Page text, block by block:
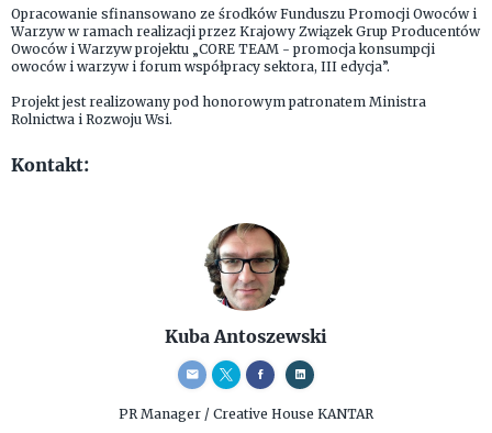
Opracowanie sfinansowano ze środków Funduszu Promocji Owoców i
Warzyw w ramach realizacji przez Krajowy Związek Grup Producentów
Owoców i Warzyw projektu „CORE TEAM - promocja konsumpcji
owoców i warzyw i forum współpracy sektora, III edycja”.
Projekt jest realizowany pod honorowym patronatem Ministra
Rolnictwa i Rozwoju Wsi.
Kontakt:
Kuba Antoszewski
PR Manager / Creative House KANTAR